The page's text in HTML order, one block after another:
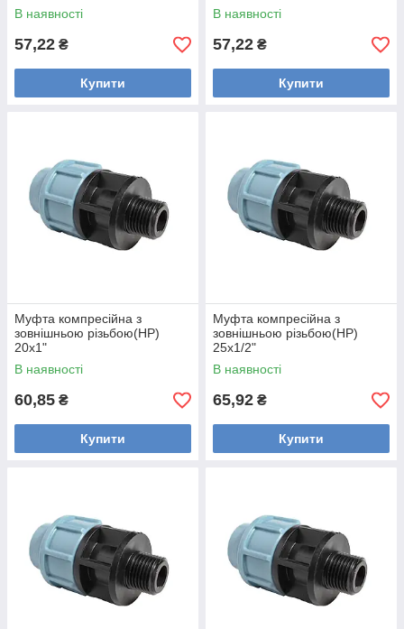
В наявності
57,22 ₴
Купити
В наявності
57,22 ₴
Купити
Муфта компресійна з
зовнішньою різьбою(НР)
20х1"
В наявності
60,85 ₴
Купити
Муфта компресійна з
зовнішньою різьбою(НР)
25х1/2"
В наявності
65,92 ₴
Купити